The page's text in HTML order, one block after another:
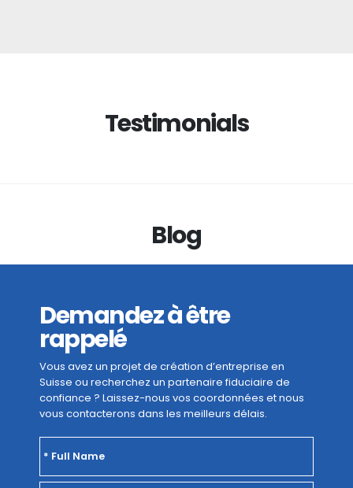
Testimonials
Blog
Demandez à être
rappelé
Vous avez un projet de création d’entreprise en
Suisse ou recherchez un partenaire fiduciaire de
confiance ? Laissez-nous vos coordonnées et nous
vous contacterons dans les meilleurs délais.